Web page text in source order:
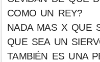
COMO UN REY?
NADA MAS X QUE
QUE SEA UN
TAMBIÉN ES UNA